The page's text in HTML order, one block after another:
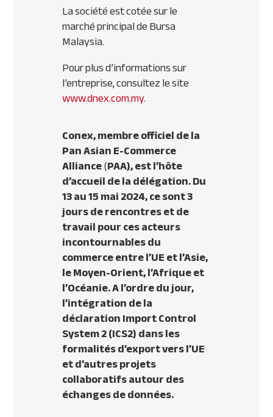
La société est cotée sur le
marché principal de Bursa
Malaysia.
Pour plus d’informations sur
l’entreprise, consultez le site
www.dnex.com.my.
Conex, membre officiel de la
Pan Asian E-Commerce
Alliance(PAA), est l’hôte
d’accueil de la délégation. Du
13 au 15 mai 2024, ce sont 3
jours de rencontres et de
travail pour ces acteurs
incontournables du
commerce entre l’UE et l’Asie,
le Moyen-Orient, l’Afrique et
l’Océanie. A l’ordre du jour,
l’intégration de la
déclaration Import Control
System 2 (ICS2) dans les
formalités d’export vers l’UE
et d’autres projets
collaboratifs autour des
échanges de données.